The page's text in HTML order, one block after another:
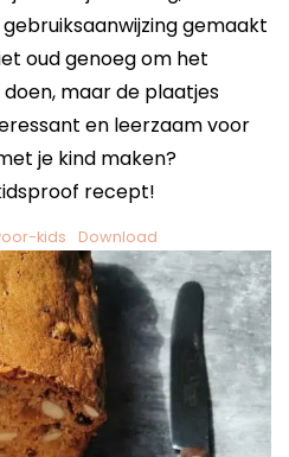
gemaakt
oud genoeg om het
maar de plaatjes
en leerzaam voor
je kind maken?
recept!
kids Download